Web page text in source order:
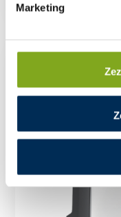
Marketing